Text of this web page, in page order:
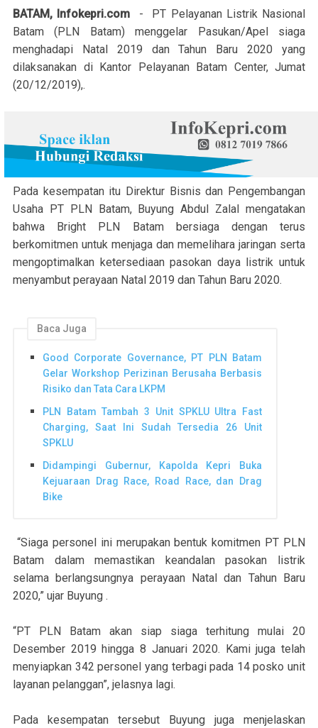
BATAM, Infokepri.com - PT Pelayanan Listrik Nasional
Batam (PLN Batam) menggelar Pasukan/Apel siaga
menghadapi Natal 2019 dan Tahun Baru 2020 yang
dilaksanakan di Kantor Pelayanan Batam Center, Jumat
(20/12/2019),.
Pada kesempatan itu Direktur Bisnis dan Pengembangan
Usaha PT PLN Batam, Buyung Abdul Zalal mengatakan
bahwa Bright PLN Batam bersiaga dengan terus
berkomitmen untuk menjaga dan memelihara jaringan serta
mengoptimalkan ketersediaan pasokan daya listrik untuk
menyambut perayaan Natal 2019 dan Tahun Baru 2020.
Baca Juga
Good Corporate Governance, PT PLN Batam
Gelar Workshop Perizinan Berusaha Berbasis
Risiko dan Tata Cara LKPM
PLN Batam Tambah 3 Unit SPKLU Ultra Fast
Charging, Saat Ini Sudah Tersedia 26 Unit
SPKLU
Didampingi Gubernur, Kapolda Kepri Buka
Kejuaraan Drag Race, Road Race, dan Drag
Bike
“Siaga personel ini merupakan bentuk komitmen PT PLN
Batam dalam memastikan keandalan pasokan listrik
selama berlangsungnya perayaan Natal dan Tahun Baru
2020,” ujar Buyung .
“PT PLN Batam akan siap siaga terhitung mulai 20
Desember 2019 hingga 8 Januari 2020. Kami juga telah
menyiapkan 342 personel yang terbagi pada 14 posko unit
layanan pelanggan”, jelasnya lagi.
Pada kesempatan tersebut Buyung juga menjelaskan